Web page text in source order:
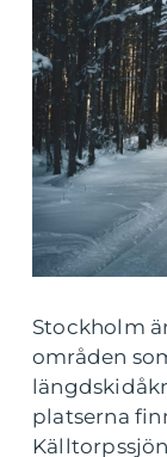
Stockholm
områden
platserna